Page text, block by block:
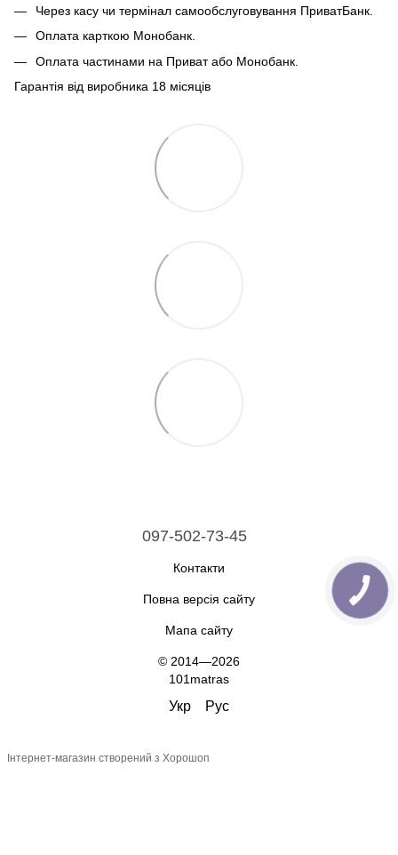
Через касу чи термінал самообслуговування ПриватБанк.
Оплата карткою Монобанк.
Оплата частинами на Приват або Монобанк.
Гарантія від виробника 18 місяців
097-502-73-45
Контакти
Повна версія сайту
Мапа сайту
© 2014—2026
101matras
Укр Рус
Інтернет-магазин створений з Хорошоп